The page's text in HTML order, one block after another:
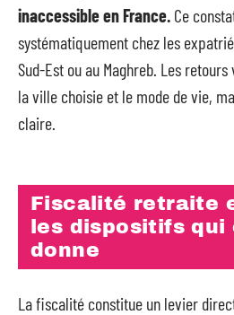
inaccessible en France. Ce
systématiquement chez les
Sud-Est ou au Maghreb. Les
la ville choisie et le mode de vie,
claire.
Fiscalité retraite
les dispositifs
donne
La fiscalité constitue un levier